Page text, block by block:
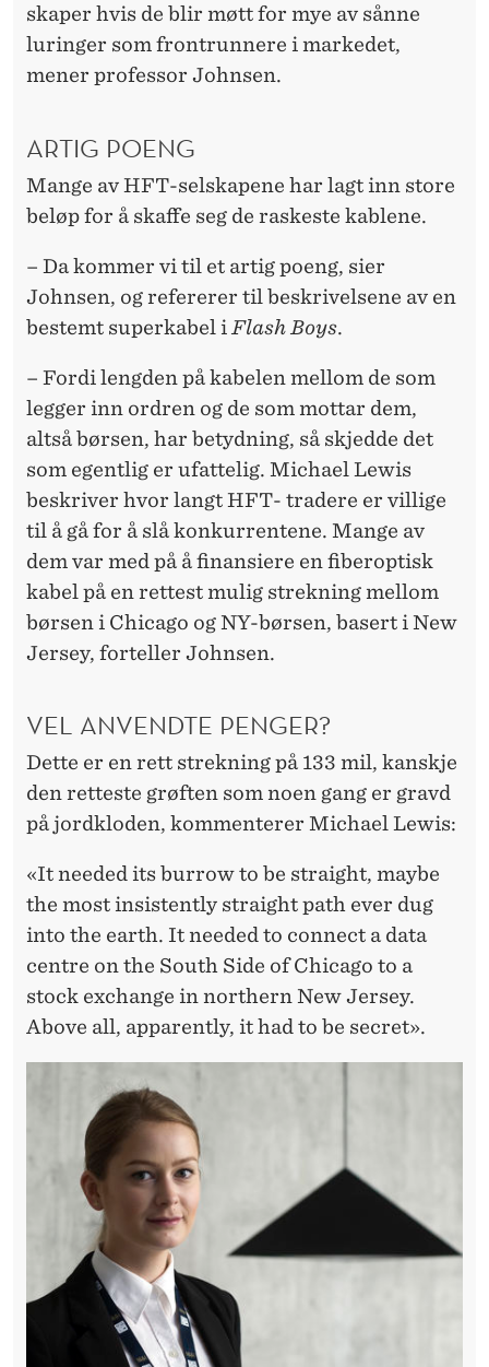
skaper hvis de blir møtt for mye av sånne
luringer som frontrunnere i markedet,
mener professor Johnsen.
ARTIG POENG
Mange av HFT-selskapene har lagt inn store
beløp for å skaffe seg de raskeste kablene.
– Da kommer vi til et artig poeng, sier
Johnsen, og refererer til beskrivelsene av en
bestemt superkabel i Flash Boys.
– Fordi lengden på kabelen mellom de som
legger inn ordren og de som mottar dem,
altså børsen, har betydning, så skjedde det
som egentlig er ufattelig. Michael Lewis
beskriver hvor langt HFT- tradere er villige
til å gå for å slå konkurrentene. Mange av
dem var med på å finansiere en fiberoptisk
kabel på en rettest mulig strekning mellom
børsen i Chicago og NY-børsen, basert i New
Jersey, forteller Johnsen.
VEL ANVENDTE PENGER?
Dette er en rett strekning på 133 mil, kanskje
den retteste grøften som noen gang er gravd
på jordkloden, kommenterer Michael Lewis:
«It needed its burrow to be straight, maybe
the most insistently straight path ever dug
into the earth. It needed to connect a data
centre on the South Side of Chicago to a
stock exchange in northern New Jersey.
Above all, apparently, it had to be secret».